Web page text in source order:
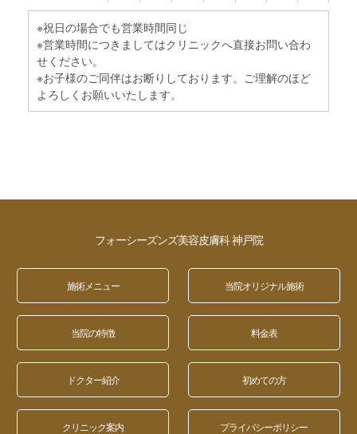
※祝日の場合でも営業時間同じ
※営業時間につきましてはクリニックへ直接お問い合わ
せください。
※お子様のご同伴はお断りしております。ご理解のほど
よろしくお願いいたします。
フォーシーズンズ美容皮膚科 神戸院
施術メニュー 当院オリジナル施術
当院の特徴 料金表
ドクター紹介 初めての方
クリニック案内 プライバシーポリシー